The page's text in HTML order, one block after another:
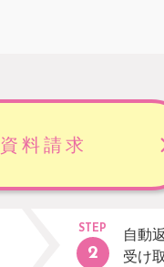
資料請求
STEP
自動
受け